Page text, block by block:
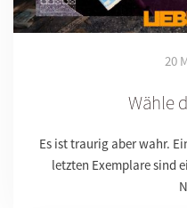
20
Wähle
Es ist traurig aber wahr.
letzten Exemplare sind